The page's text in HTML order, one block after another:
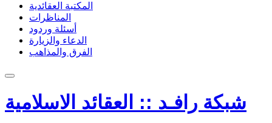
المكتبة العقائدية
المناظرات
أسئلة وردود
الدعاء والزيارة
الفرق والمذاهب
شبكة رافـد :: العقائد الاسلامية